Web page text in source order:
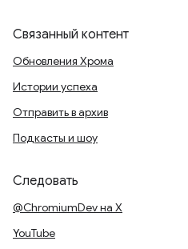
Связанный контент
Обновления Хрома
Истории успеха
Отправить в архив
Подкасты и шоу
Следовать
@ChromiumDev на X
YouTube